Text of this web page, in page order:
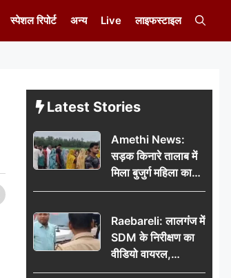
स्पेशल रिपोर्ट अन्य Live लाइफस्टाइल
Latest Stories
Amethi News:
सड़क किनारे तालाब में
मिला बुजुर्ग महिला का
शव, संदिग्ध परिस्थितियों
Raebareli: लालगंज में
SDM के निरीक्षण का
वीडियो वायरल,
प्रशासनिक सक्रियता